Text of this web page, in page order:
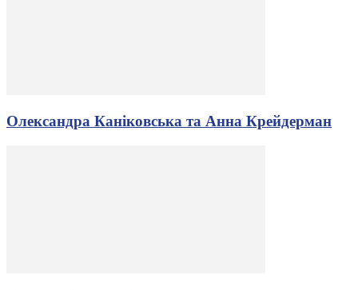
Олександра Каніковська та Анна Крейдерман